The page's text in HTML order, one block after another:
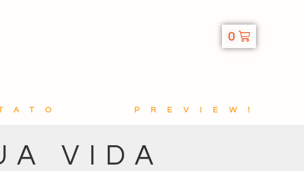
0
PREVIEW!
VIDA